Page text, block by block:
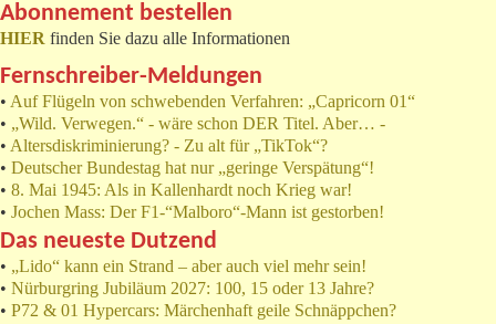
Abonnement bestellen
HIER finden Sie dazu alle Informationen
Fernschreiber-Meldungen
• Auf Flügeln von schwebenden Verfahren: „Capricorn 01“
• „Wild. Verwegen.“ - wäre schon DER Titel. Aber… -
• Altersdiskriminierung? - Zu alt für „TikTok“?
• Deutscher Bundestag hat nur „geringe Verspätung“!
• 8. Mai 1945: Als in Kallenhardt noch Krieg war!
• Jochen Mass: Der F1-“Malboro“-Mann ist gestorben!
Das neueste Dutzend
• „Lido“ kann ein Strand – aber auch viel mehr sein!
• Nürburgring Jubiläum 2027: 100, 15 oder 13 Jahre?
• P72 & 01 Hypercars: Märchenhaft geile Schnäppchen?